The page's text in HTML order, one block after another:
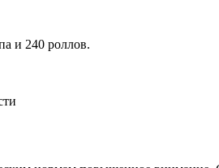
и 240 роллов.